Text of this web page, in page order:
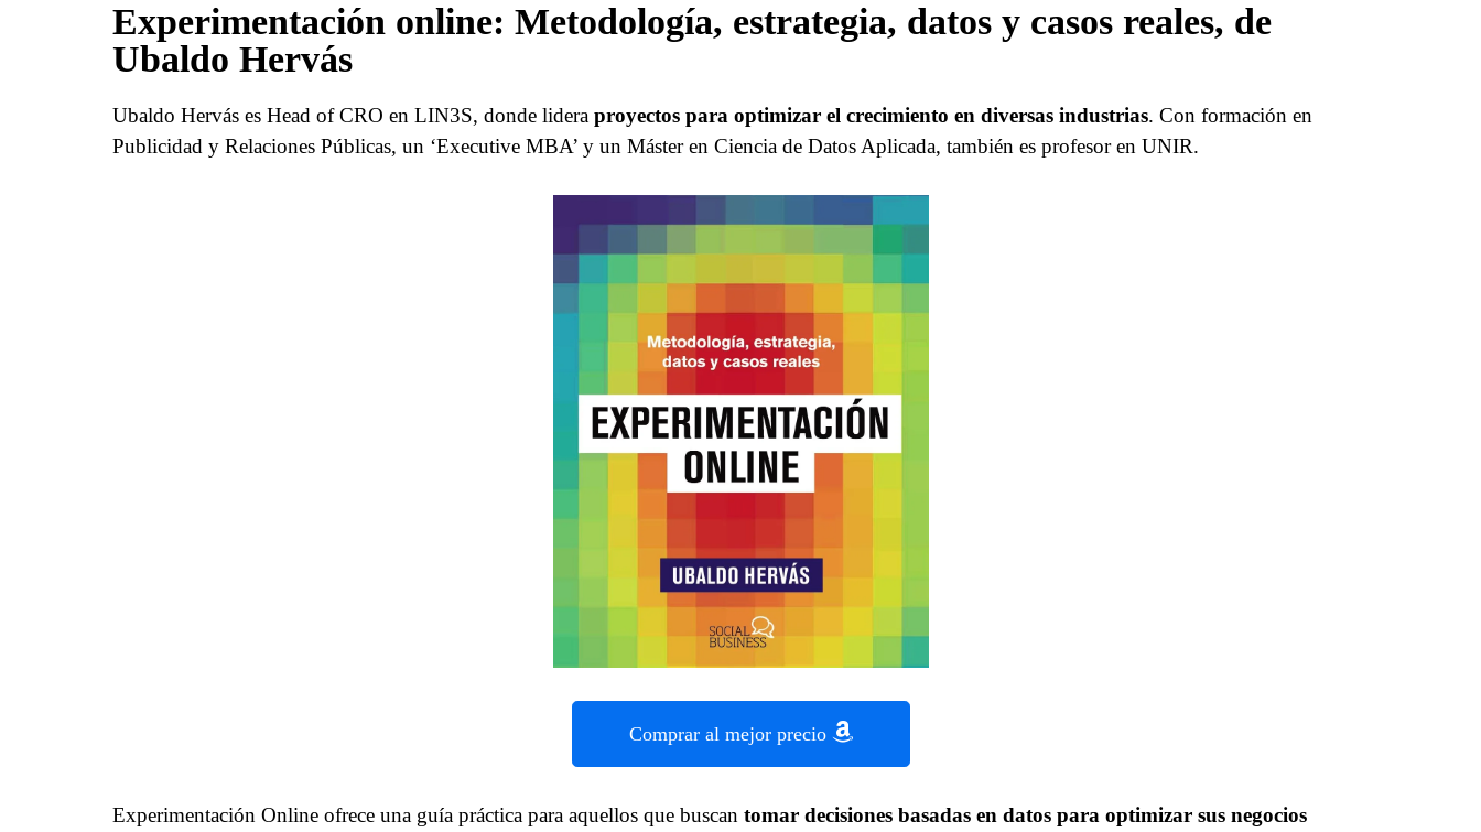
Experimentación online: Metodología, estrategia, datos y casos reales, de
Ubaldo Hervás
Ubaldo Hervás es Head of CRO en LIN3S, donde lidera proyectos para optimizar el crecimiento en diversas industrias. Con formación en
Publicidad y Relaciones Públicas, un ‘Executive MBA’ y un Máster en Ciencia de Datos Aplicada, también es profesor en UNIR.
Comprar al mejor precio
Experimentación Online ofrece una guía práctica para aquellos que buscan tomar decisiones basadas en datos para optimizar sus negocios